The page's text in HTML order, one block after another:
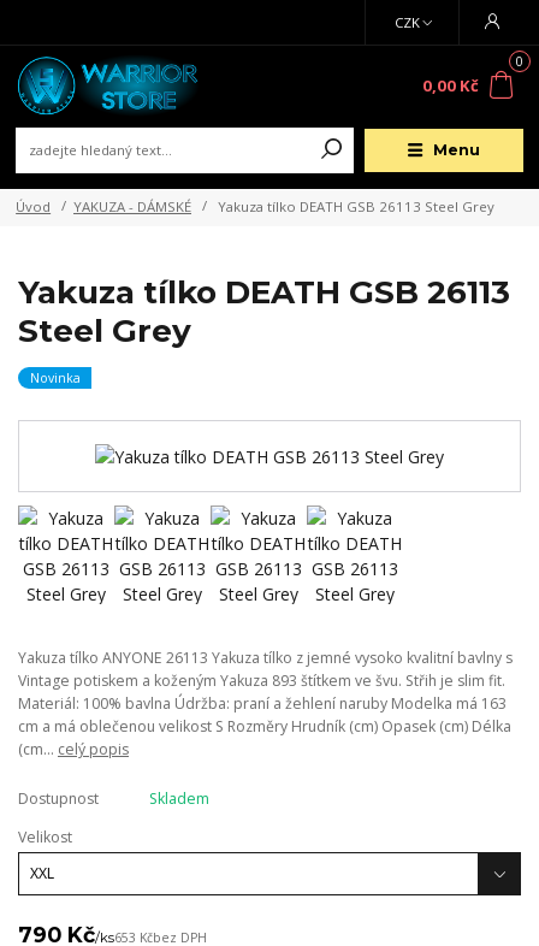
Menu
CZK
0
0,00 Kč
Úvod YAKUZA - DÁMSKÉ Yakuza tílko DEATH GSB 26113 Steel Grey
Yakuza tílko DEATH GSB 26113
Steel Grey
Novinka
Yakuza tílko ANYONE 26113 Yakuza tílko z jemné vysoko kvalitní bavlny s
Vintage potiskem a koženým Yakuza 893 štítkem ve švu. Střih je slim fit.
Materiál: 100% bavlna Údržba: praní a žehlení naruby Modelka má 163
cm a má oblečenou velikost S Rozměry Hrudník (cm) Opasek (cm) Délka
(cm... celý popis
Dostupnost
Skladem
Velikost
790 Kč/ks653 Kčbez DPH